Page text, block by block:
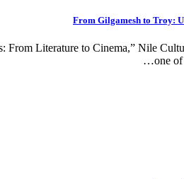
From Gilgamesh to Troy:
From Literature to Cinema,” Nile
one of